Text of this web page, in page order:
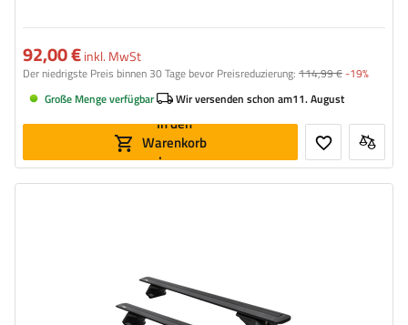
92,00 €inkl. MwSt
Der niedrigste Preis binnen 30 Tage bevor Preisreduzierung: 114,99 €-19%
Große Menge verfügbar
Wir versenden schon am11. August
In den
Warenkorb
legen